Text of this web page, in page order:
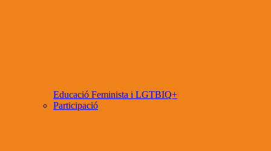
Educació Feminista i LGTBIQ+
Participació